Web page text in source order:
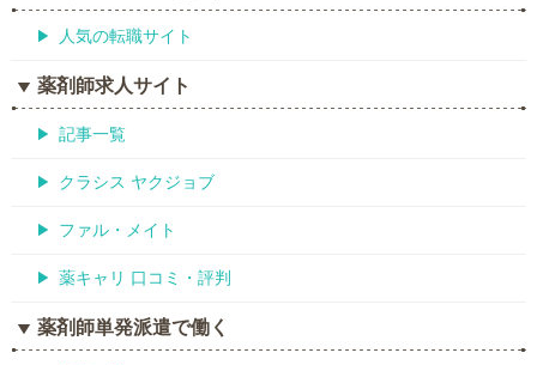
人気の転職サイト
薬剤師求人サイト
記事一覧
クラシス ヤクジョブ
ファル・メイト
薬キャリ 口コミ・評判
薬剤師単発派遣で働く